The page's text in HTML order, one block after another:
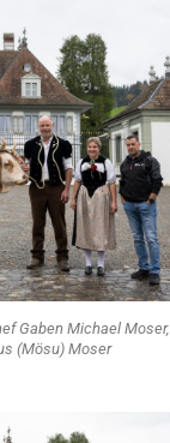
Gaben Michael Moser,
(Mösu) Moser